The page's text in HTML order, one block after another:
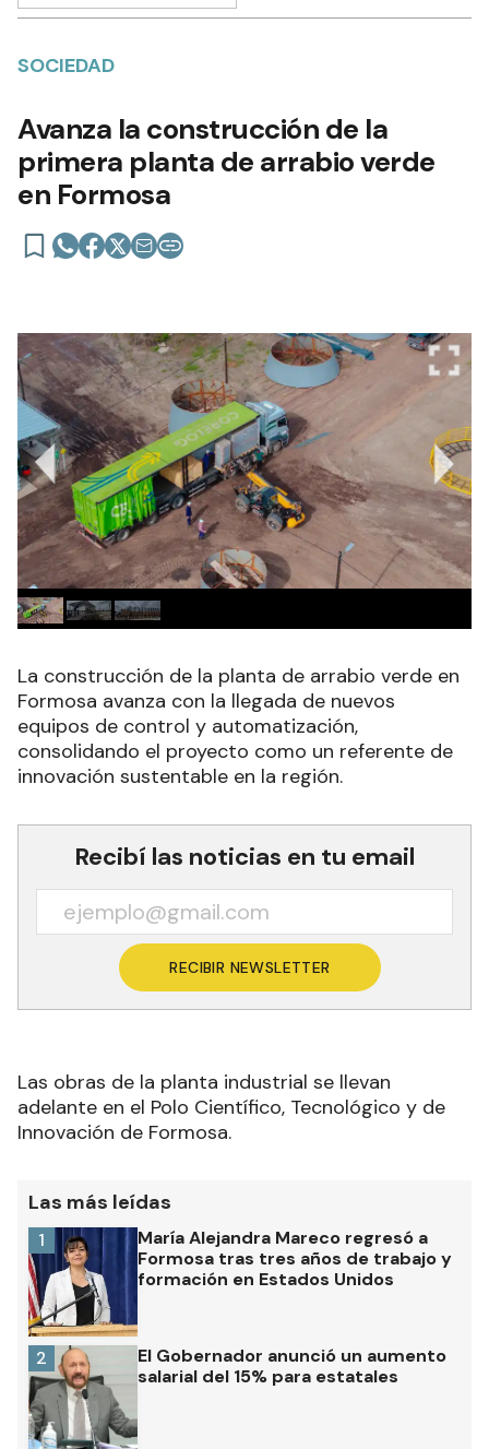
SOCIEDAD
Avanza la construcción de la
primera planta de arrabio verde
en Formosa
La construcción de la planta de arrabio verde en
Formosa avanza con la llegada de nuevos
equipos de control y automatización,
consolidando el proyecto como un referente de
innovación sustentable en la región.
Recibí las noticias en tu email
RECIBIR NEWSLETTER
Las obras de la planta industrial se llevan
adelante en el Polo Científico, Tecnológico y de
Innovación de Formosa.
Las más leídas
María Alejandra Mareco regresó a
Formosa tras tres años de trabajo y
formación en Estados Unidos
1
El Gobernador anunció un aumento
salarial del 15% para estatales
2